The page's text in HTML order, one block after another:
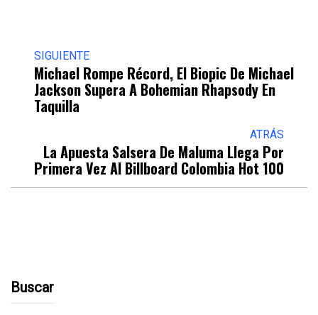
SIGUIENTE
Michael Rompe Récord, El Biopic De Michael
Jackson Supera A Bohemian Rhapsody En
Taquilla
ATRÁS
La Apuesta Salsera De Maluma Llega Por
Primera Vez Al Billboard Colombia Hot 100
Buscar